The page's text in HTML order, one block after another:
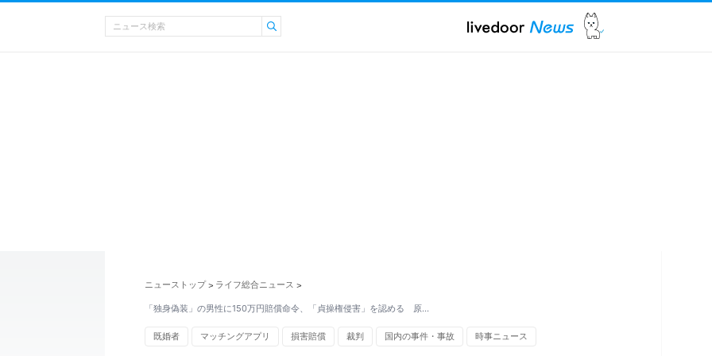
ニューストップ > ライフ総合ニュース >
「独身偽装」の男性に150万円賠償命令、「貞操権侵害」を認める 原…
既婚者 マッチングアプリ 損害賠償 裁判 国内の事件・事故 時事ニュース